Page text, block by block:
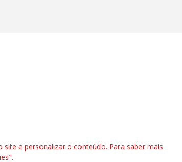
e personalizar o conteúdo. Para saber mais